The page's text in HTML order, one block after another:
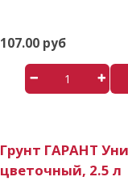
107.00 руб
Грунт ГАРАНТ
цветочный, 2.5 л